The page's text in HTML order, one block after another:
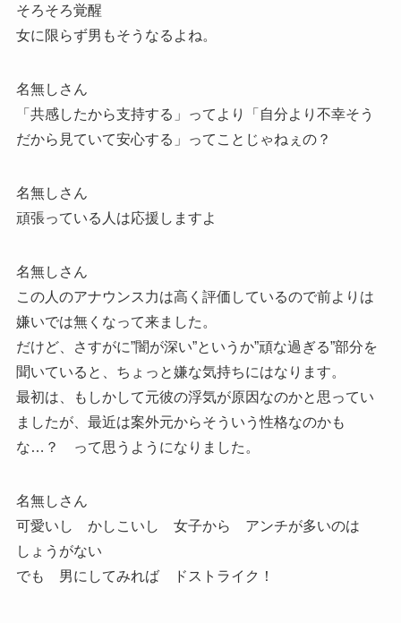
そろそろ覚醒
女に限らず男もそうなるよね。
名無しさん
「共感したから支持する」ってより「自分より不幸そう
だから見ていて安心する」ってことじゃねぇの？
名無しさん
頑張っている人は応援しますよ
名無しさん
この人のアナウンス力は高く評価しているので前よりは
嫌いでは無くなって来ました。
だけど、さすがに”闇が深い”というか”頑な過ぎる”部分を
聞いていると、ちょっと嫌な気持ちにはなります。
最初は、もしかして元彼の浮気が原因なのかと思ってい
ましたが、最近は案外元からそういう性格なのかも
な…？ って思うようになりました。
名無しさん
可愛いし かしこいし 女子から アンチが多いのは
しょうがない
でも 男にしてみれば ドストライク！